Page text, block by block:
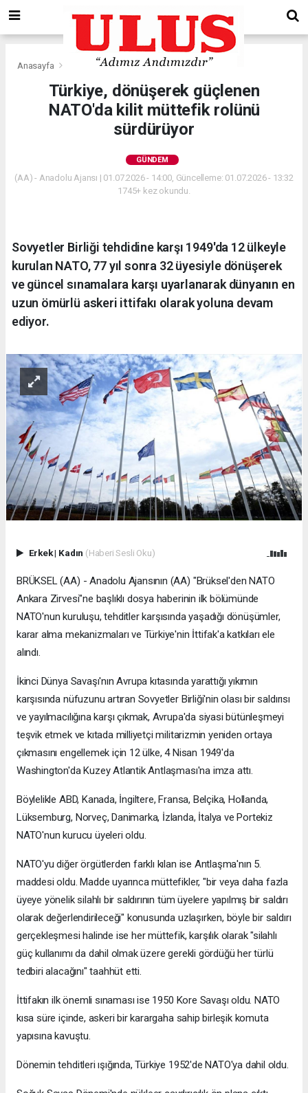
Anasayfa Gündem
Türkiye, dönüşerek güçlenen
NATO'da kilit müttefik rolünü
sürdürüyor
GÜNDEM
(AA) - Anadolu Ajansı | 01.07.2026 - 14:00, Güncelleme: 01.07.2026 - 13:32
1745+ kez okundu.
Sovyetler Birliği tehdidine karşı 1949'da 12 ülkeyle
kurulan NATO, 77 yıl sonra 32 üyesiyle dönüşerek
ve güncel sınamalara karşı uyarlanarak dünyanın en
uzun ömürlü askeri ittifakı olarak yoluna devam
ediyor.
Erkek| Kadın (Haberi Sesli Oku)
BRÜKSEL (AA) - Anadolu Ajansının (AA) "Brüksel'den NATO
Ankara Zirvesi"ne başlıklı dosya haberinin ilk bölümünde
NATO'nun kuruluşu, tehditler karşısında yaşadığı dönüşümler,
karar alma mekanizmaları ve Türkiye'nin İttifak'a katkıları ele
alındı.
İkinci Dünya Savaşı'nın Avrupa kıtasında yarattığı yıkımın
karşısında nüfuzunu artıran Sovyetler Birliği'nin olası bir saldırısı
ve yayılmacılığına karşı çıkmak, Avrupa'da siyasi bütünleşmeyi
teşvik etmek ve kıtada milliyetçi militarizmin yeniden ortaya
çıkmasını engellemek için 12 ülke, 4 Nisan 1949'da
Washington'da Kuzey Atlantik Antlaşması'na imza attı.
Böylelikle ABD, Kanada, İngiltere, Fransa, Belçika, Hollanda,
Lüksemburg, Norveç, Danimarka, İzlanda, İtalya ve Portekiz
NATO'nun kurucu üyeleri oldu.
NATO'yu diğer örgütlerden farklı kılan ise Antlaşma'nın 5.
maddesi oldu. Madde uyarınca müttefikler, "bir veya daha fazla
üyeye yönelik silahlı bir saldırının tüm üyelere yapılmış bir saldırı
olarak değerlendirileceği" konusunda uzlaşırken, böyle bir saldırı
gerçekleşmesi halinde ise her müttefik, karşılık olarak "silahlı
güç kullanımı da dahil olmak üzere gerekli gördüğü her türlü
tedbiri alacağını" taahhüt etti.
İttifakın ilk önemli sınaması ise 1950 Kore Savaşı oldu. NATO
kısa süre içinde, askeri bir karargaha sahip birleşik komuta
yapısına kavuştu.
Dönemin tehditleri ışığında, Türkiye 1952'de NATO'ya dahil oldu.